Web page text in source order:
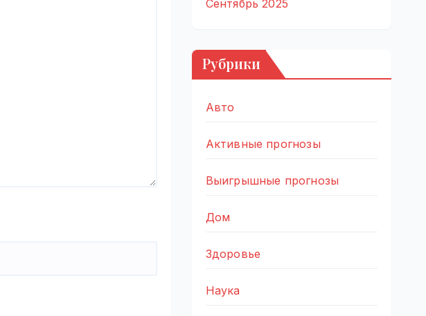
Сентябрь 2025
Рубрики
Авто
Активные прогнозы
Выигрышные прогнозы
Дом
Здоровье
Наука